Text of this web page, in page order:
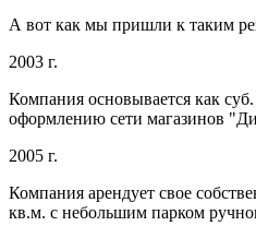
А вот как мы пришли к таким
2003 г.
Компания основывается как
оформлению сети магазинов
2005 г.
Компания арендует свое
кв.м. с небольшим парком